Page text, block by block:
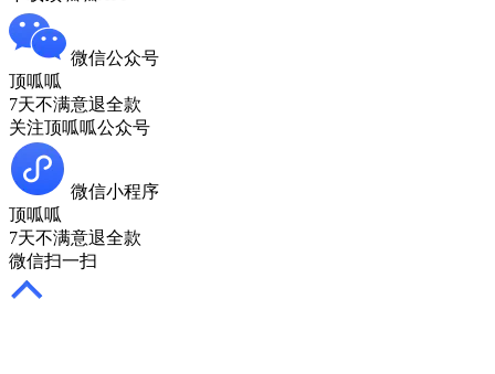
微信公众号
顶呱呱
7天不满意退全款
关注顶呱呱公众号
微信小程序
顶呱呱
7天不满意退全款
微信扫一扫